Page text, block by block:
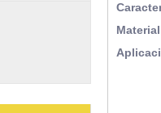
inoxidable
Material